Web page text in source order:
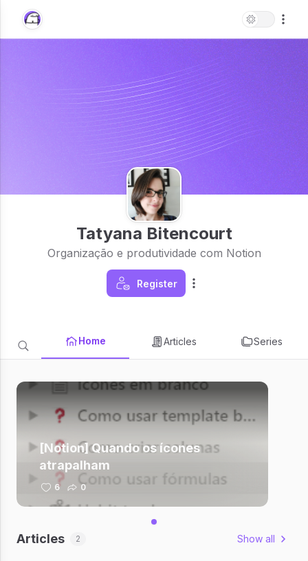
Tatyana Bitencourt
Organização e produtividade com Notion
Register
Home Articles Series
[Notion] Quando os ícones
atrapalham
6 0
Articles 2 Show all